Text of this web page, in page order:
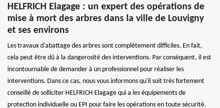
HELFRICH Elagage : un expert des opérations de
mise à mort des arbres dans la ville de Louvigny
et ses environs
Les travaux d'abattage des arbres sont complètement difficiles. En fait,
cela peut être dû à la dangerosité des interventions. Par conséquent, il est
incontournable de demander à un professionnel pour réaliser les
interventions. Dans ce cas, nous vous informons qu'il soit très fortement
conseillé de solliciter HELFRICH Elagage qui a les équipements de
protection individuelle ou EPI pour faire les opérations en toute sécurité.